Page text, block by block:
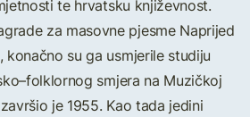
te hrvatsku književnost.
za masovne pjesme Naprijed
konačno su ga usmjerile studiju
smjera na Muzičkoj
je 1955. Kao tada jedini